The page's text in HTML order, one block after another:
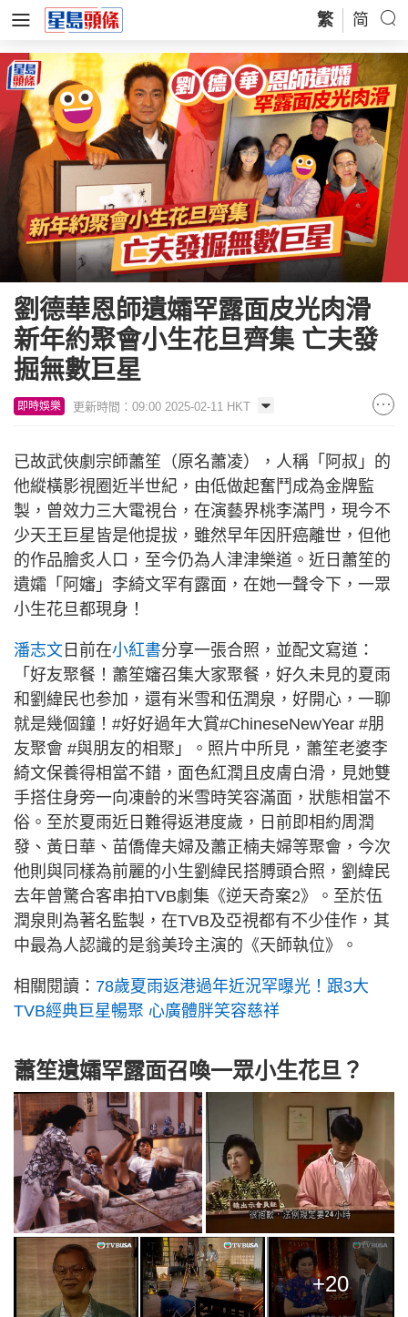
繁 简
劉德華恩師遺孀罕露面皮光肉滑
新年約聚會小生花旦齊集 亡夫發
掘無數巨星
即時娛樂 更新時間：09:00 2025-02-11 HKT
已故武俠劇宗師蕭笙（原名蕭凌），人稱「阿叔」的
他縱橫影視圈近半世紀，由低做起奮鬥成為金牌監
製，曾效力三大電視台，在演藝界桃李滿門，現今不
少天王巨星皆是他提拔，雖然早年因肝癌離世，但他
的作品膾炙人口，至今仍為人津津樂道。近日蕭笙的
遺孀「阿嬸」李綺文罕有露面，在她一聲令下，一眾
小生花旦都現身！
潘志文 日前在小紅書分享一張合照，並配文寫道：
「好友聚餐！蕭笙嬸召集大家聚餐，好久未見的夏雨
和劉緯民也参加，還有米雪和伍潤泉，好開心，一聊
就是幾個鐘！#好好過年大賞#ChineseNewYear #朋
友聚會 #與朋友的相聚」。照片中所見，蕭笙老婆李
綺文保養得相當不錯，面色紅潤且皮膚白滑，見她雙
手搭住身旁一向凍齡的米雪時笑容滿面，狀態相當不
俗。至於夏雨近日難得返港度歲，日前即相約周潤
發、黃日華、苗僑偉夫婦及蕭正楠夫婦等聚會，今次
他則與同樣為前麗的小生劉緯民搭膊頭合照，劉緯民
去年曾驚合客串拍TVB劇集《逆天奇案2》。至於伍
潤泉則為著名監製，在TVB及亞視都有不少佳作，其
中最為人認識的是翁美玲主演的《天師執位》。
相關閱讀： 78歲夏雨返港過年近況罕曝光！跟3大
TVB經典巨星暢聚 心廣體胖笑容慈祥
蕭笙遺孀罕露面召喚一眾小生花旦？
+20